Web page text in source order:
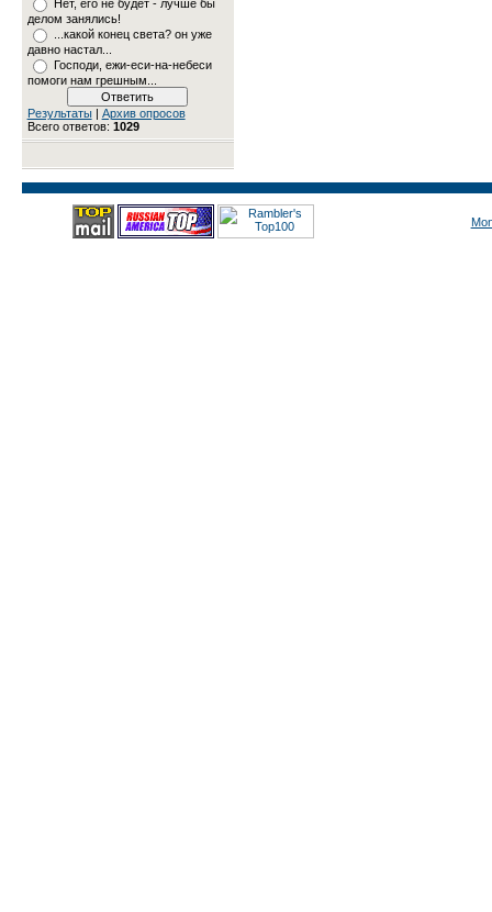
Нет, его не будет - лучше бы
делом занялись!
...какой конец света? он уже
давно настал...
Господи, ежи-еси-на-небеси
помоги нам грешным...
Результаты| Архив опросов
Всего ответов: 1029